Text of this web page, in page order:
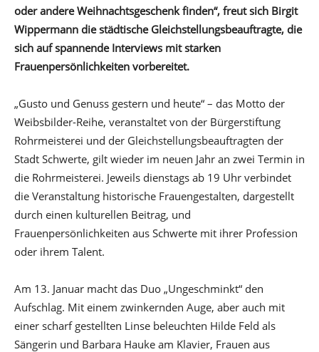
oder andere Weihnachtsgeschenk finden“, freut sich Birgit
Wippermann die städtische Gleichstellungsbeauftragte, die
sich auf spannende Interviews mit starken
Frauenpersönlichkeiten vorbereitet.
„Gusto und Genuss gestern und heute“ – das Motto der
Weibsbilder-Reihe, veranstaltet von der Bürgerstiftung
Rohrmeisterei und der Gleichstellungsbeauftragten der
Stadt Schwerte, gilt wieder im neuen Jahr an zwei Termin in
die Rohrmeisterei. Jeweils dienstags ab 19 Uhr verbindet
die Veranstaltung historische Frauengestalten, dargestellt
durch einen kulturellen Beitrag, und
Frauenpersönlichkeiten aus Schwerte mit ihrer Profession
oder ihrem Talent.
Am 13. Januar macht das Duo „Ungeschminkt“ den
Aufschlag. Mit einem zwinkernden Auge, aber auch mit
einer scharf gestellten Linse beleuchten Hilde Feld als
Sängerin und Barbara Hauke am Klavier, Frauen aus